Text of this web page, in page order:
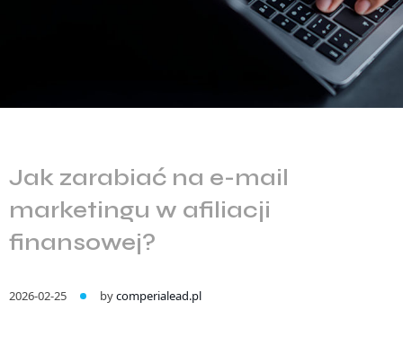
Regulaminy
Jak zarabiać na e-mail
marketingu w afiliacji
finansowej?
2026-02-25 bycomperialead.pl